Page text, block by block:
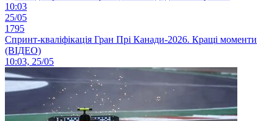
10:03
25/05
1795
Спринт-кваліфікація Гран Прі Канади-2026. Кращі моменти
(ВІДЕО)
10:03, 25/05